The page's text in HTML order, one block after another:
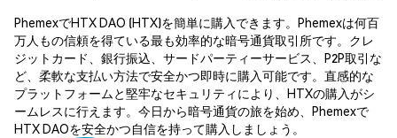
PhemexでHTX DAO (HTX)を簡単に購入できます。Phemexは何百
万人もの信頼を得ている最も効率的な暗号通貨取引所です。クレ
ジットカード、銀行振込、サードパーティーサービス、P2P取引な
ど、柔軟な支払い方法で安全かつ即時に購入可能です。直感的な
プラットフォームと堅牢なセキュリティにより、HTXの購入がシ
ームレスに行えます。今日から暗号通貨の旅を始め、Phemexで
HTX DAOを安全かつ自信を持って購入しましょう。